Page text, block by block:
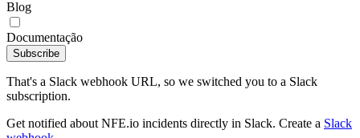
Blog
Documentação
Subscribe
That's a Slack webhook URL, so we switched you to a Slack
subscription.
Get notified about NFE.io incidents directly in Slack. Create a Slack